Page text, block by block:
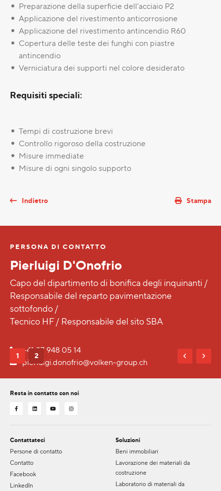
Preparazione della superficie dell'acciaio P2
Applicazione del rivestimento anticorrosione
Applicazione del rivestimento antincendio R60
Copertura delle teste dei funghi con piastre
antincendio
Verniciatura dei supporti nel colore desiderato
Requisiti speciali:
Tempi di costruzione brevi
Controllo rigoroso della costruzione
Misure immediate
Misure di ogni singolo supporto
Indietro Stampa
PERSONA DI CONTATTO
Pierluigi D'Onofrio
Capo del dipartimento di bonifica degli inquinanti /
Responsabile del reparto pavimentazione
sottofondo /
Tecnico HF / Responsabile del sito SBA
+41 27 948 05 14
pierluigi.donofrio@volken-group.ch
1 2
Resta in contatto con noi
Contattateci
Persone di contatto
Contatto
Facebook
LinkedIn
Soluzioni
Beni immobiliari
Lavorazione dei materiali da
costruzione
Laboratorio di materiali da